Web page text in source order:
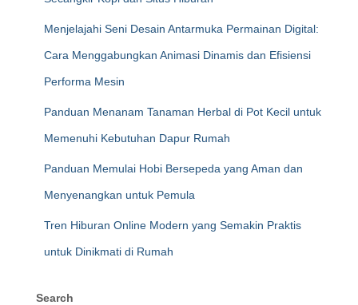
Menjelajahi Seni Desain Antarmuka Permainan Digital:
Cara Menggabungkan Animasi Dinamis dan Efisiensi
Performa Mesin
Panduan Menanam Tanaman Herbal di Pot Kecil untuk
Memenuhi Kebutuhan Dapur Rumah
Panduan Memulai Hobi Bersepeda yang Aman dan
Menyenangkan untuk Pemula
Tren Hiburan Online Modern yang Semakin Praktis
untuk Dinikmati di Rumah
Search